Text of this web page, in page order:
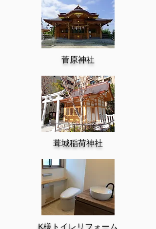
菅原神社
葺城稲荷神社
K様トイレリフォーム